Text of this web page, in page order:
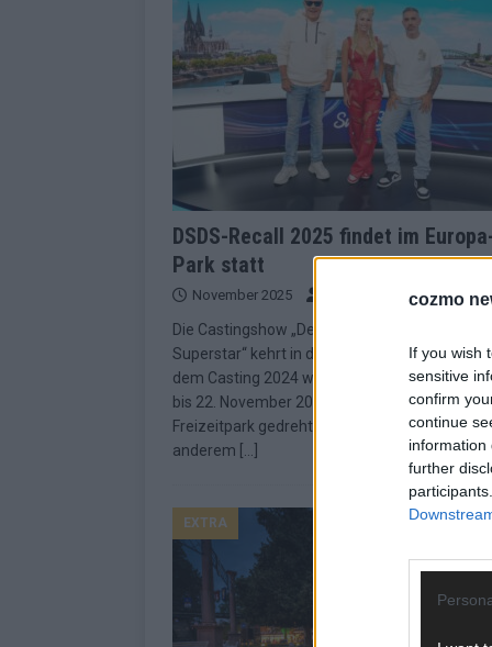
cozmo
If you wish
sensitive
confirm
continue
information
further
DSDS-Recall 2025 findet im
Park statt
November 2025 Redaktion | FLASH UP
Die Castingshow „Deutschland sucht den
Superstar“ kehrt in den Europa-Park zurück.
dem Casting 2024 wird nun auch der Recall
bis 22. November 2025 in Deutschlands
Freizeitpark gedreht. Schauplätze sind unter
anderem
EXTRA